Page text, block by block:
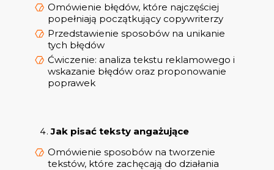
Omówienie błędów, które najczęściej
popełniają początkujący copywriterzy
Przedstawienie sposobów na unikanie
tych błędów
Ćwiczenie: analiza tekstu reklamowego i
wskazanie błędów oraz proponowanie
poprawek
Jak pisać teksty angażujące
Omówienie sposobów na tworzenie
tekstów, które zachęcają do działania